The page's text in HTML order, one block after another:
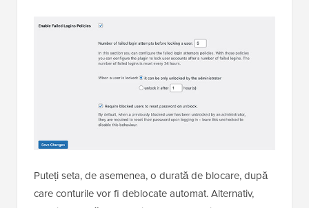
Puteți seta, de asemenea, o durată de blocare, după
care conturile vor fi deblocate automat. Alternativ,